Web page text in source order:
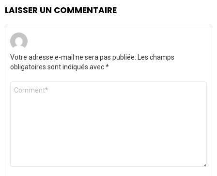
LAISSER UN COMMENTAIRE
Votre adresse e-mail ne sera pas publiée. Les champs
obligatoires sont indiqués avec*
Commentaire